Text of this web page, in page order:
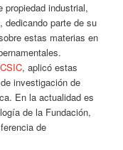
propiedad industrial,
dedicando parte de su
estas materias en
, aplicó estas
investigación de
En la actualidad es
de la Fundación,
de